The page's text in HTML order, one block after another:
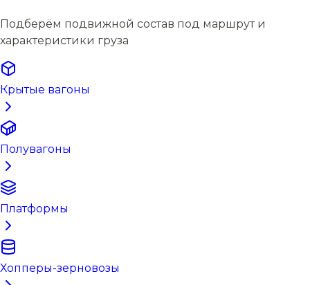
Подберём подвижной состав под маршрут и
характеристики груза
Крытые вагоны
Полувагоны
Платформы
Хопперы-зерновозы